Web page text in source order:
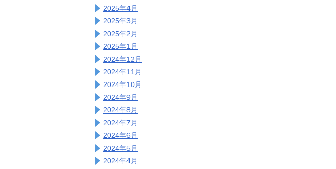
2025年4月
2025年3月
2025年2月
2025年1月
2024年12月
2024年11月
2024年10月
2024年9月
2024年8月
2024年7月
2024年6月
2024年5月
2024年4月